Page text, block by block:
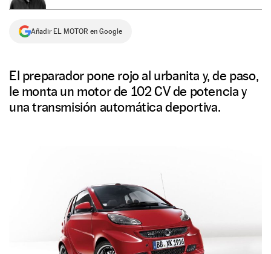
Añadir EL MOTOR en Google
El preparador pone rojo al urbanita y, de paso,
le monta un motor de 102 CV de potencia y
una transmisión automática deportiva.